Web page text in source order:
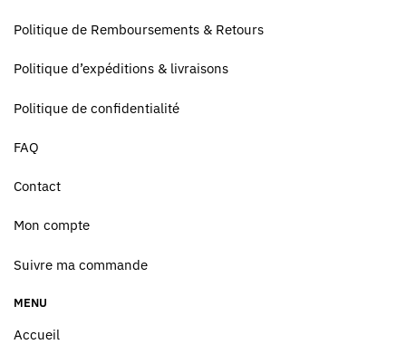
Politique de Remboursements & Retours
Politique d’expéditions & livraisons
Politique de confidentialité
FAQ
Contact
Mon compte
Suivre ma commande
MENU
Accueil